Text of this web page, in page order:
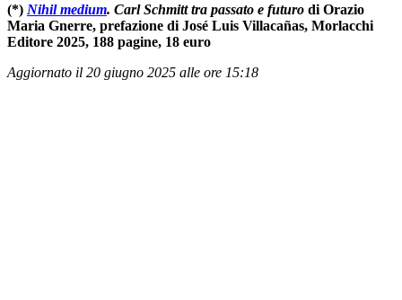
(*) Nihil medium. Carl Schmitt tra passato e futuro di Orazio
Maria Gnerre, prefazione di José Luis Villacañas, Morlacchi
Editore 2025, 188 pagine, 18 euro
Aggiornato il 20 giugno 2025 alle ore 15:18